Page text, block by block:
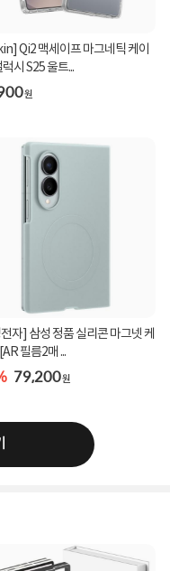
Qi2 맥세이프 마그네틱 케이
[갤럭시 S25 울트...
원
전자] 삼성 정품 실리콘 마그넷 케
필름2매 ...
79,200원